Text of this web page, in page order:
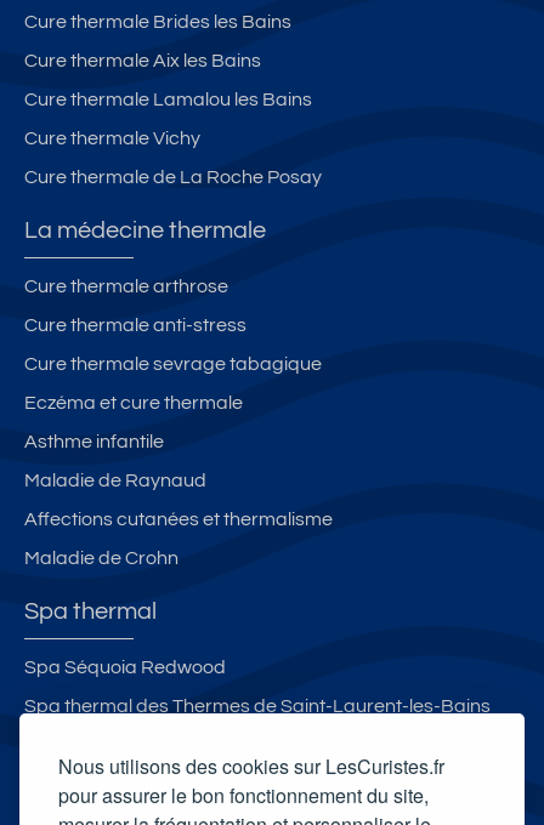
Nous utilisons des cookies sur LesCuristes.fr
pour assurer le bon fonctionnement du site,
Cure thermale Brides les Bains
Cure thermale Aix les Bains
Cure thermale Lamalou les Bains
Cure thermale Vichy
Cure thermale de La Roche Posay
La médecine thermale
Cure thermale arthrose
Cure thermale anti-stress
Cure thermale sevrage tabagique
Eczéma et cure thermale
Asthme infantile
Maladie de Raynaud
Affections cutanées et thermalisme
Maladie de Crohn
Spa thermal
Spa Séquoia Redwood
Spa thermal des Thermes de Saint-Laurent-les-Bains